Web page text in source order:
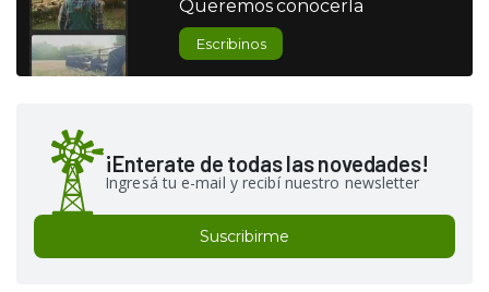
Queremos conocerla
Escribinos
¡Enterate de todas las novedades!
Ingresá tu e-mail y recibí nuestro newsletter
Suscribirme